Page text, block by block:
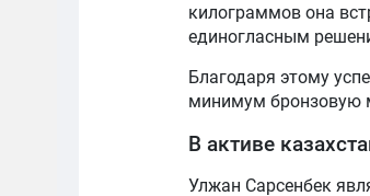
килограммов она
единогласным
Благодаря этому
минимум бронзовую
В активе
Улжан Сарсенбек